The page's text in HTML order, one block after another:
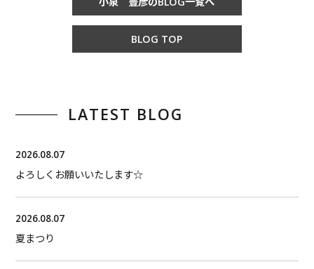
BLOG TOP
LATEST BLOG
2026.08.07
よろしくお願いいたします☆
2026.08.07
夏まつり